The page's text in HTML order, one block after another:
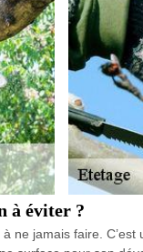
à éviter ?
ne jamais faire.